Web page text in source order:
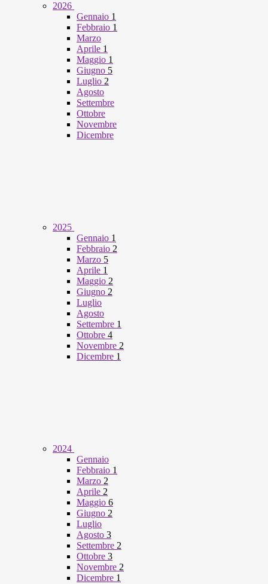
2026
Gennaio 1
Febbraio 1
Marzo
Aprile 1
Maggio 1
Giugno 5
Luglio 2
Agosto
Settembre
Ottobre
Novembre
Dicembre
2025
Gennaio 1
Febbraio 2
Marzo 5
Aprile 1
Maggio 2
Giugno 2
Luglio
Agosto
Settembre 1
Ottobre 4
Novembre 2
Dicembre 1
2024
Gennaio
Febbraio 1
Marzo 2
Aprile 2
Maggio 6
Giugno 2
Luglio
Agosto 3
Settembre 2
Ottobre 3
Novembre 2
Dicembre 1